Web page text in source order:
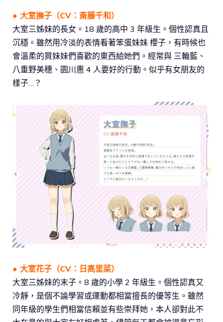
● 大室撫子（CV：斎藤千和）
大室三姊妹的長女。18 歲的高中 3 年級生。個性認真且
沉穩。雖然用冷淡的表情看著笨蛋妹妹 櫻子，有時候也
會溫柔的買妹妹們喜歡的東西給她們。經常與 三輪藍、
八重野美穗、園川惠 4 人要好的行動。似乎有女朋友的
樣子…？
● 大室花子（CV：日高里菜）
大室三姊妹的末子。8 歲的小學 2 年級生。個性認真又
冷靜，是個不論學習或運動都相當擅長的優等生。雖然
同年級的學生們相當信賴並有些崇拜她，本人卻對此不